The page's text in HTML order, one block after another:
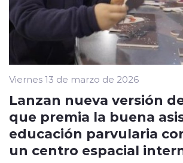
Viernes 13 de marzo de 2026
Lanzan nueva versión
que premia la buena
educación parvularia
un centro espacial